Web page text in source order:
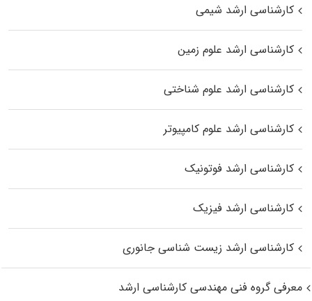
کارشناسی ارشد شیمی
کارشناسی ارشد علوم زمین
کارشناسی ارشد علوم شناختی
کارشناسی ارشد علوم کامپیوتر
کارشناسی ارشد فوتونیک
کارشناسی ارشد فیزیک
کارشناسی ارشد زیست‌ شناسی جانوری
معرفی گروه فنی مهندسی کارشناسی ارشد